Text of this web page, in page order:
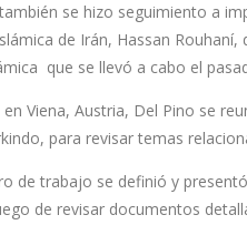
se hizo seguimiento a
de Irán, Hassan
que se llevó a cabo el
Viena, Austria, Del Pino se
para revisar temas
de trabajo se definió y
de revisar documentos